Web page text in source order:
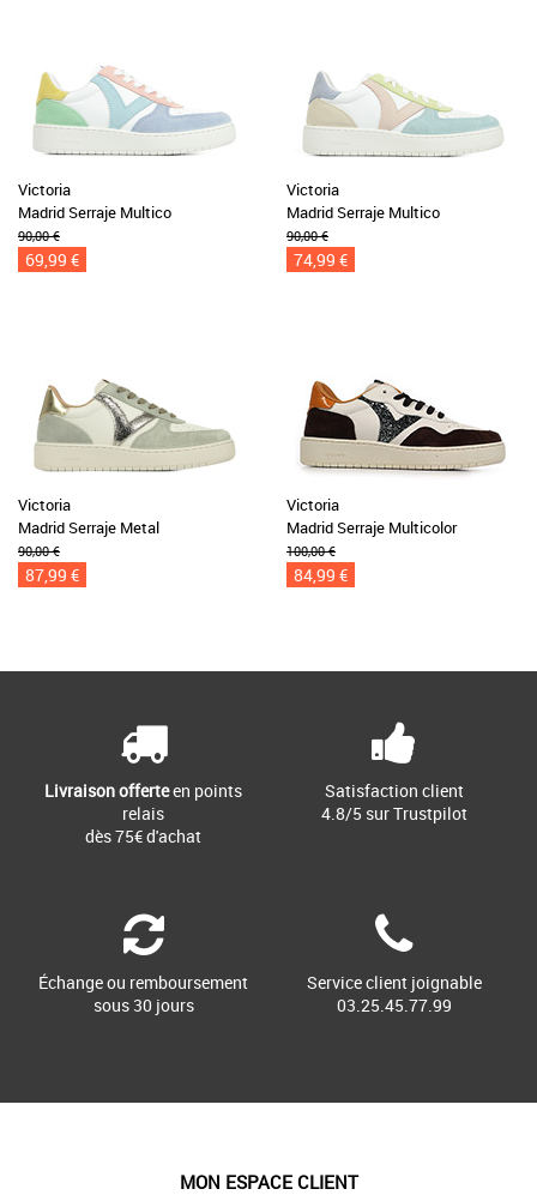
Victoria
Madrid Serraje Multico
90,00 €
69,99 €
Victoria
Madrid Serraje Multico
90,00 €
74,99 €
Victoria
Madrid Serraje Metal
90,00 €
87,99 €
Victoria
Madrid Serraje Multicolor
100,00 €
84,99 €
Livraison offerteen points
relais
dès 75€ d'achat
Satisfaction client
4.8/5 sur Trustpilot
Échange ou remboursement
sous 30 jours
Service client joignable
03.25.45.77.99
MON ESPACE CLIENT